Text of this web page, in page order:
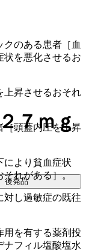
のある患者［血
状を悪化させるお
昇させるおそれ
頭蓋内圧を上昇
より貧血症状
それがある］。
し過敏症の既往
を有する薬剤投
ナフィル塩酸塩水
７ｍｇ
後発品